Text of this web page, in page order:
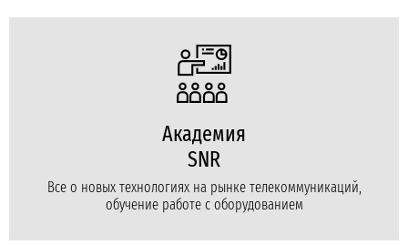
Академия
SNR
Все о новых технологиях на рынке телекоммуникаций,
обучение работе с оборудованием